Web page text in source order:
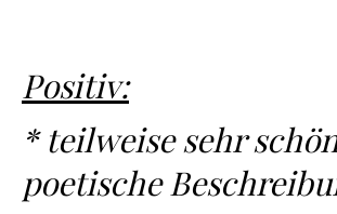
Positiv:
* teilweise sehr
poetische